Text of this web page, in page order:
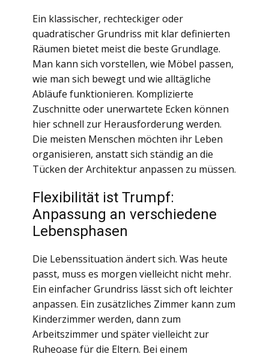
Ein klassischer, rechteckiger oder
quadratischer Grundriss mit klar definierten
Räumen bietet meist die beste Grundlage.
Man kann sich vorstellen, wie Möbel passen,
wie man sich bewegt und wie alltägliche
Abläufe funktionieren. Komplizierte
Zuschnitte oder unerwartete Ecken können
hier schnell zur Herausforderung werden.
Die meisten Menschen möchten ihr Leben
organisieren, anstatt sich ständig an die
Tücken der Architektur anpassen zu müssen.
Flexibilität ist Trumpf:
Anpassung an verschiedene
Lebensphasen
Die Lebenssituation ändert sich. Was heute
passt, muss es morgen vielleicht nicht mehr.
Ein einfacher Grundriss lässt sich oft leichter
anpassen. Ein zusätzliches Zimmer kann zum
Kinderzimmer werden, dann zum
Arbeitszimmer und später vielleicht zur
Ruheoase für die Eltern. Bei einem